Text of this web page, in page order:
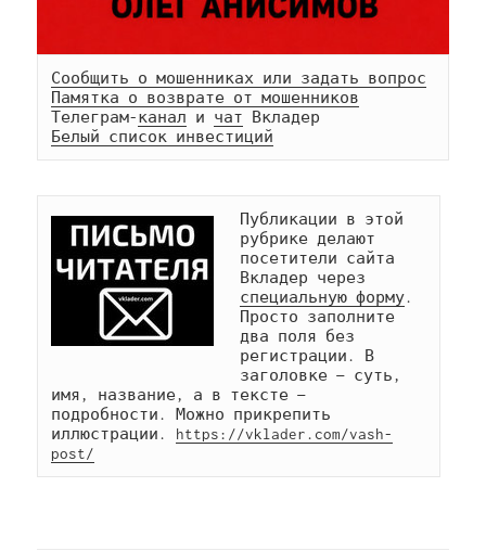
Сообщить о мошенниках или задать вопрос
Памятка о возврате от мошенников
Телеграм-канал и чат
Белый список инвестиций
Публикации в этой
рубрике делают
посетители сайта
специальную форму.
Просто заполните
два поля без
регистрации. В
заголовке — суть,
имя, название, а в тексте —
подробности. Можно прикрепить
иллюстрации. https://vklader.com/vash-
post/